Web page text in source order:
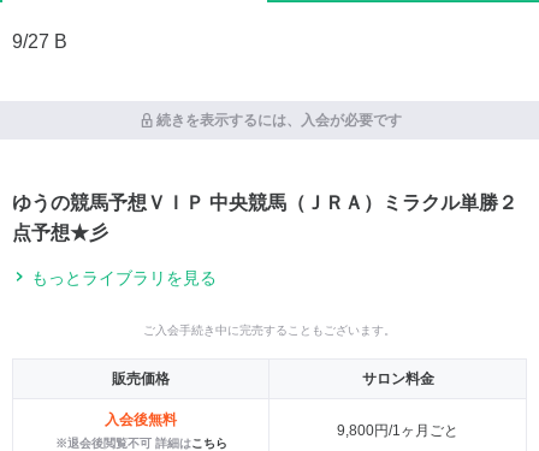
9/27 B
続きを表示するには、入会が必要です
ゆうの競馬予想ＶＩＰ 中央競馬（ＪＲＡ）ミラクル単勝２
点予想★彡
もっとライブラリを見る
ご入会手続き中に完売することもございます。
販売価格 サロン料金
入会後無料
※退会後閲覧不可 詳細はこちら
9,800円/1ヶ月ごと